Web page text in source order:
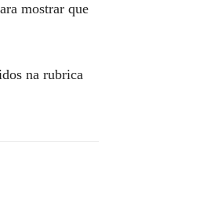
mostrar que
na rubrica